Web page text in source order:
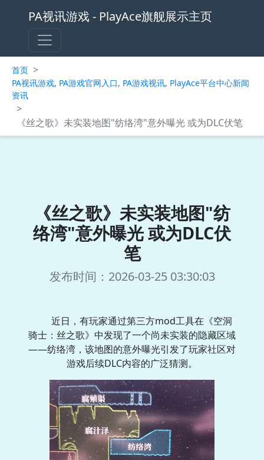
PA视讯游戏 - PlayAce旗舰展示主页
首页 >
PA视讯游戏, PA游戏官网入口, PA游戏视讯, PlayAce平台中心新闻
资讯
>
《丝之歌》未实装地图"纺络湾"意外曝光 或为DLC伏笔
《丝之歌》未实装地图"纺
络湾"意外曝光 或为DLC伏
笔
发布时间：2026-03-25 03:30:03
近日，有玩家通过第三方mod工具在《空洞
骑士：丝之歌》中发现了一个尚未实装的隐藏区域
——纺络湾，该地图的意外曝光引发了玩家社区对
游戏后续DLC内容的广泛猜测。